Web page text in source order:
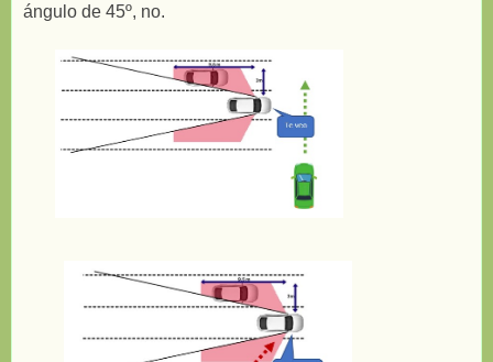
ángulo de 45º, no.